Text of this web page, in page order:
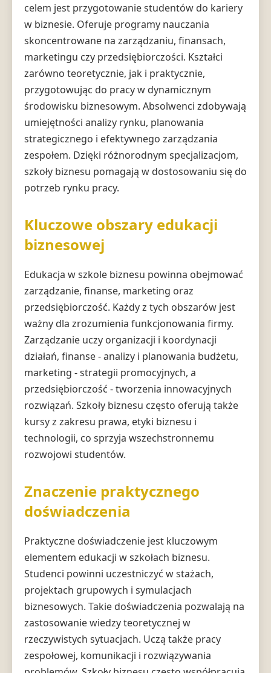
celem jest przygotowanie studentów do kariery
w biznesie. Oferuje programy nauczania
skoncentrowane na zarządzaniu, finansach,
marketingu czy przedsiębiorczości. Kształci
zarówno teoretycznie, jak i praktycznie,
przygotowując do pracy w dynamicznym
środowisku biznesowym. Absolwenci zdobywają
umiejętności analizy rynku, planowania
strategicznego i efektywnego zarządzania
zespołem. Dzięki różnorodnym specjalizacjom,
szkoły biznesu pomagają w dostosowaniu się do
potrzeb rynku pracy.
Kluczowe obszary edukacji
biznesowej
Edukacja w szkole biznesu powinna obejmować
zarządzanie, finanse, marketing oraz
przedsiębiorczość. Każdy z tych obszarów jest
ważny dla zrozumienia funkcjonowania firmy.
Zarządzanie uczy organizacji i koordynacji
działań, finanse - analizy i planowania budżetu,
marketing - strategii promocyjnych, a
przedsiębiorczość - tworzenia innowacyjnych
rozwiązań. Szkoły biznesu często oferują także
kursy z zakresu prawa, etyki biznesu i
technologii, co sprzyja wszechstronnemu
rozwojowi studentów.
Znaczenie praktycznego
doświadczenia
Praktyczne doświadczenie jest kluczowym
elementem edukacji w szkołach biznesu.
Studenci powinni uczestniczyć w stażach,
projektach grupowych i symulacjach
biznesowych. Takie doświadczenia pozwalają na
zastosowanie wiedzy teoretycznej w
rzeczywistych sytuacjach. Uczą także pracy
zespołowej, komunikacji i rozwiązywania